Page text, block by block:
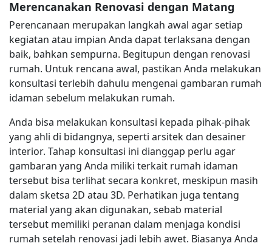
Merencanakan Renovasi dengan Matang
Perencanaan merupakan langkah awal agar setiap
kegiatan atau impian Anda dapat terlaksana dengan
baik, bahkan sempurna. Begitupun dengan renovasi
rumah. Untuk rencana awal, pastikan Anda melakukan
konsultasi terlebih dahulu mengenai gambaran rumah
idaman sebelum melakukan rumah.
Anda bisa melakukan konsultasi kepada pihak-pihak
yang ahli di bidangnya, seperti arsitek dan desainer
interior. Tahap konsultasi ini dianggap perlu agar
gambaran yang Anda miliki terkait rumah idaman
tersebut bisa terlihat secara konkret, meskipun masih
dalam sketsa 2D atau 3D. Perhatikan juga tentang
material yang akan digunakan, sebab material
tersebut memiliki peranan dalam menjaga kondisi
rumah setelah renovasi jadi lebih awet. Biasanya Anda